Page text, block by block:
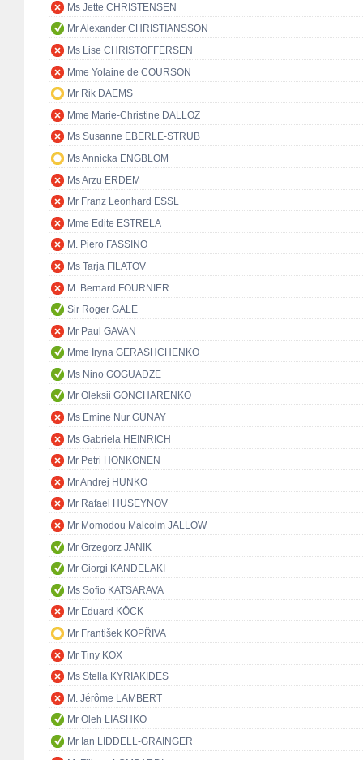
Ms Jette CHRISTENSEN
Mr Alexander CHRISTIANSSON
Ms Lise CHRISTOFFERSEN
Mme Yolaine de COURSON
Mr Rik DAEMS
Mme Marie-Christine DALLOZ
Ms Susanne EBERLE-STRUB
Ms Annicka ENGBLOM
Ms Arzu ERDEM
Mr Franz Leonhard ESSL
Mme Edite ESTRELA
M. Piero FASSINO
Ms Tarja FILATOV
M. Bernard FOURNIER
Sir Roger GALE
Mr Paul GAVAN
Mme Iryna GERASHCHENKO
Ms Nino GOGUADZE
Mr Oleksii GONCHARENKO
Ms Emine Nur GÜNAY
Ms Gabriela HEINRICH
Mr Petri HONKONEN
Mr Andrej HUNKO
Mr Rafael HUSEYNOV
Mr Momodou Malcolm JALLOW
Mr Grzegorz JANIK
Mr Giorgi KANDELAKI
Ms Sofio KATSARAVA
Mr Eduard KÖCK
Mr František KOPŘIVA
Mr Tiny KOX
Ms Stella KYRIAKIDES
M. Jérôme LAMBERT
Mr Oleh LIASHKO
Mr Ian LIDDELL-GRAINGER